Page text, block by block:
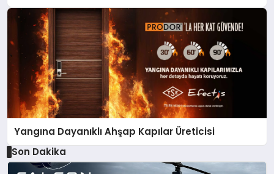
Yangına Dayanıklı Ahşap Kapılar Üreticisi
Son Dakika